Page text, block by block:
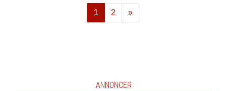
1 2
»
Næste
ANNONCER